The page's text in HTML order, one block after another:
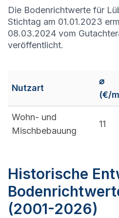
Die Bodenrichtwerte für
Stichtag am 01.01.2023
08.03.2024 vom
veröffentlicht.
Nutzart
⌀
(€/m
Wohn- und
Mischbebauung
11
Historische
(2001-2026)